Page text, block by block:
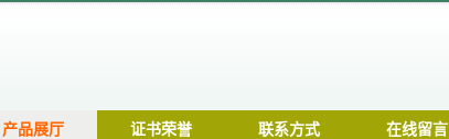
产品展厅 证书荣誉 联系方式 在线留言